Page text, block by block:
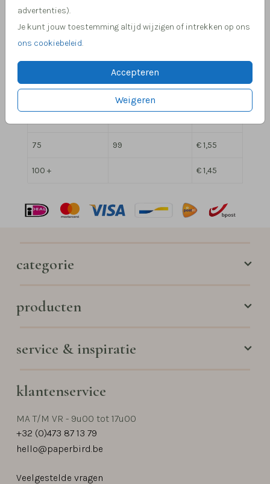
advertenties).
Je kunt jouw toestemming altijd wijzigen of intrekken op ons
ons cookiebeleid.
Accepteren
Weigeren
10
29
75 99 € 1,55
100 + € 1,45
categorie
producten
service & inspiratie
klantenservice
MA T/M VR - 9u00 tot 17u00
+32 (0)473 87 13 79
hello@paperbird.be
Veelgestelde vragen